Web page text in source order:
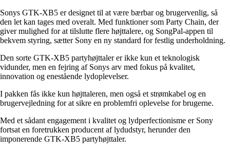
Sonys GTK-XB5 er designet til at være bærbar og brugervenlig, så
den let kan tages med overalt. Med funktioner som Party Chain, der
giver mulighed for at tilslutte flere højttalere, og SongPal-appen til
bekvem styring, sætter Sony en ny standard for festlig underholdning.
Den sorte GTK-XB5 partyhøjttaler er ikke kun et teknologisk
vidunder, men en fejring af Sonys arv med fokus på kvalitet,
innovation og enestående lydoplevelser.
I pakken fås ikke kun højttaleren, men også et strømkabel og en
brugervejledning for at sikre en problemfri oplevelse for brugerne.
Med et sådant engagement i kvalitet og lydperfectionisme er Sony
fortsat en foretrukken producent af lydudstyr, herunder den
imponerende GTK-XB5 partyhøjttaler.